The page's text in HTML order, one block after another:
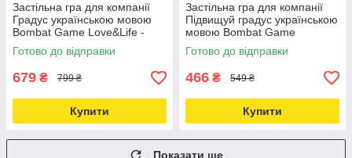
Застільна гра для компанії
Градус українською мовою
Bombat Game Love&Life -
online-multimarket-
Готово до відправки
679 ₴ 799 ₴
Купити
Застільна гра для компанії
Підвищуй градус українською
мовою Bombat Game
Love&Life -online-multimarket-
Готово до відправки
466 ₴ 549 ₴
Купити
Показати ще